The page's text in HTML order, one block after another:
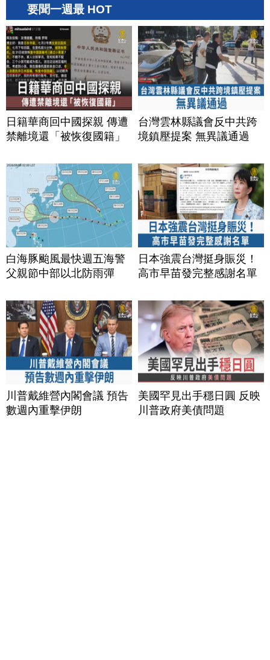
要聞一週最 HOT
日籍華商回中國探親 傳遭
禁離境還「被恢復國籍」
台灣雲林縣議會反中共跨
境鎮壓提案 無異議通過
白海豚颱風最快週五海警
父親節中部以北防雨彈
日本強震台灣挺身賑災！
高市早苗發完整感謝名單
川普戴維營內閣會議 預告
數週內重擊伊朗
美國罕見出手穩日圓 反映
川普政府美債問題